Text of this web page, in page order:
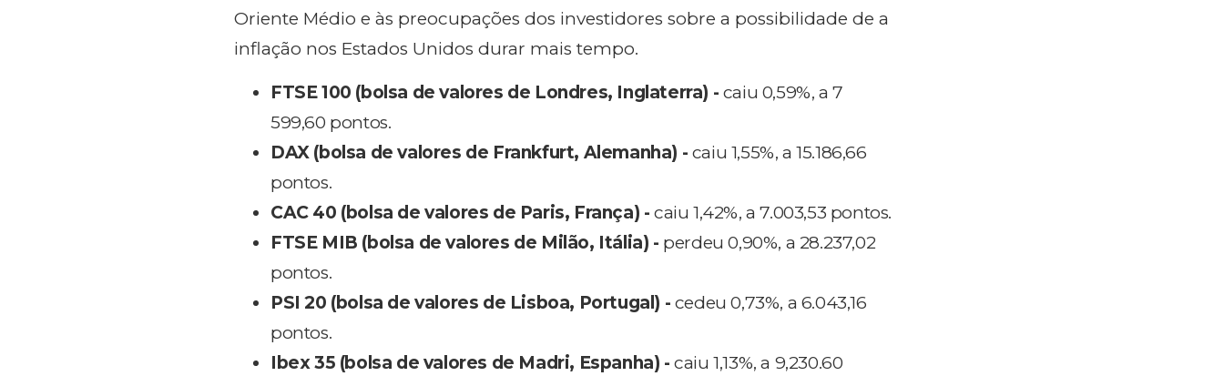
Oriente Médio e às preocupações dos investidores sobre a possibilidade de a
inflação nos Estados Unidos durar mais tempo.
FTSE 100 (bolsa de valores de Londres, Inglaterra) - caiu 0,59%, a 7
599,60 pontos.
DAX (bolsa de valores de Frankfurt, Alemanha) - caiu 1,55%, a 15.186,66
pontos.
CAC 40 (bolsa de valores de Paris, França) - caiu 1,42%, a 7.003,53 pontos.
FTSE MIB (bolsa de valores de Milão, Itália) - perdeu 0,90%, a 28.237,02
pontos.
PSI 20 (bolsa de valores de Lisboa, Portugal) - cedeu 0,73%, a 6.043,16
pontos.
Ibex 35 (bolsa de valores de Madri, Espanha) - caiu 1,13%, a 9,230.60